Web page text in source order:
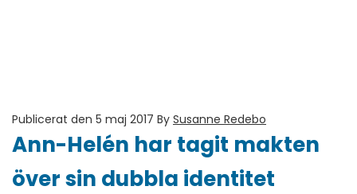
Publicerat den 5 maj 2017 By Susanne Redebo
Ann-Helén har tagit makten
över sin dubbla identitet